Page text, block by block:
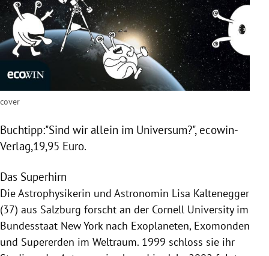
cover
Buchtipp:"Sind wir allein im Universum?", ecowin-
Verlag,19,95 Euro.
Das Superhirn
Die Astrophysikerin und Astronomin Lisa Kaltenegger
(37) aus Salzburg forscht an der Cornell Universityim
Bundesstaat New Yorknach Exoplaneten, Exomonden
und Supererden im Weltraum. 1999 schloss sie ihr